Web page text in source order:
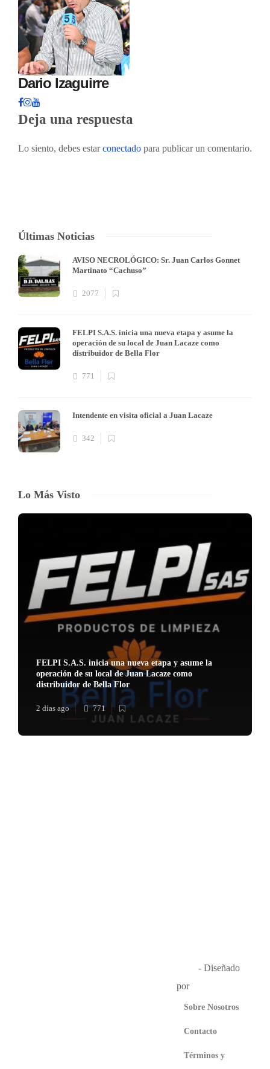
Dario Izaguirre
Deja una respuesta
Lo siento, debes estarconectado para publicar un comentario.
Últimas Noticias
AVISO NECROLÓGICO: Sr. Juan Carlos Gonnet
Martinato “Cachuso”
2077
FELPI S.A.S. inicia una nueva etapa y asume la
operación de su local de Juan Lacaze como
distribuidor de Bella Flor
771
Intendente en visita oficial a Juan Lacaze
342
Lo Más Visto
FELPI S.A.S. inicia una nueva etapa y asume la
operación de su local de Juan Lacaze como
distribuidor de Bella Flor
2 días ago 771
- Diseñado
por
Sobre Nosotros
Contacto
Términos y